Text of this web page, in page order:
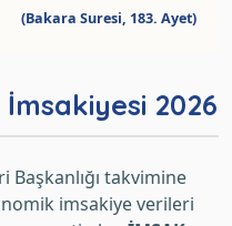
(Bakara Suresi, 183. Ayet)
2026
Başkanlığı takvimine
imsakiye verileri